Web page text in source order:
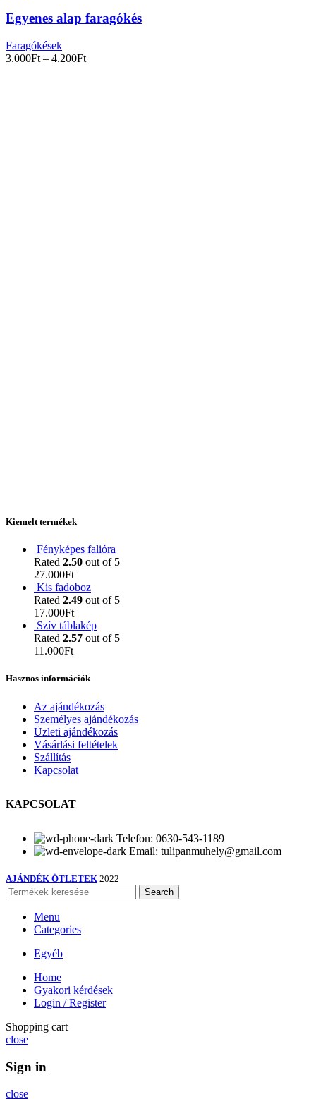
Egyenes alap faragókés
Faragókések
3.000Ft – 4.200Ft
Kiemelt termékek
Fényképes falióra
Rated 2.50 out of 5
27.000Ft
Kis fadoboz
Rated 2.49 out of 5
17.000Ft
Szív táblakép
Rated 2.57 out of 5
11.000Ft
Hasznos információk
Az ajándékozás
Személyes ajándékozás
Üzleti ajándékozás
Vásárlási feltételek
Szállítás
Kapcsolat
KAPCSOLAT
Telefon: 0630-543-1189
Email: tulipanmuhely@gmail.com
AJÁNDÉK ÖTLETEK 2022
Search
Menu
Categories
Egyéb
Home
Gyakori kérdések
Login / Register
Shopping cart
close
Sign in
close